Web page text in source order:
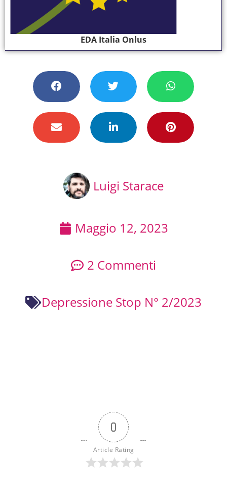
EDA Italia Onlus
Luigi Starace
Maggio 12, 2023
2 Commenti
Depressione Stop N° 2/2023
0
Article Rating